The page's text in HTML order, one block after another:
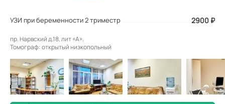
УЗИ при беременности 2 триместр 2900 ₽
пр. Нарвский д.18, лит «А».
Томограф: открытый низкопольный